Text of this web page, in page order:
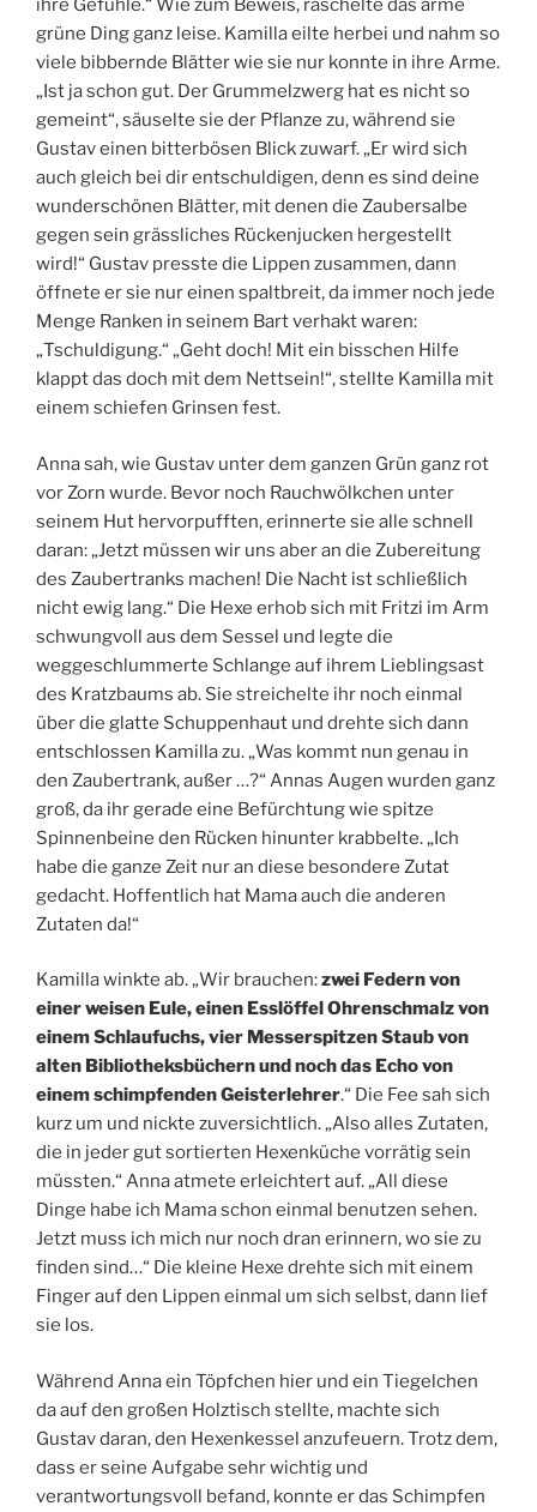
ihre Gefühle.“ Wie zum Beweis, raschelte das arme
grüne Ding ganz leise. Kamilla eilte herbei und nahm so
viele bibbernde Blätter wie sie nur konnte in ihre Arme.
„Ist ja schon gut. Der Grummelzwerg hat es nicht so
gemeint“, säuselte sie der Pflanze zu, während sie
Gustav einen bitterbösen Blick zuwarf. „Er wird sich
auch gleich bei dir entschuldigen, denn es sind deine
wunderschönen Blätter, mit denen die Zaubersalbe
gegen sein grässliches Rückenjucken hergestellt
wird!“ Gustav presste die Lippen zusammen, dann
öffnete er sie nur einen spaltbreit, da immer noch jede
Menge Ranken in seinem Bart verhakt waren:
„Tschuldigung.“ „Geht doch! Mit ein bisschen Hilfe
klappt das doch mit dem Nettsein!“, stellte Kamilla mit
einem schiefen Grinsen fest.
Anna sah, wie Gustav unter dem ganzen Grün ganz rot
vor Zorn wurde. Bevor noch Rauchwölkchen unter
seinem Hut hervorpufften, erinnerte sie alle schnell
daran: „Jetzt müssen wir uns aber an die Zubereitung
des Zaubertranks machen! Die Nacht ist schließlich
nicht ewig lang.“ Die Hexe erhob sich mit Fritzi im Arm
schwungvoll aus dem Sessel und legte die
weggeschlummerte Schlange auf ihrem Lieblingsast
des Kratzbaums ab. Sie streichelte ihr noch einmal
über die glatte Schuppenhaut und drehte sich dann
entschlossen Kamilla zu. „Was kommt nun genau in
den Zaubertrank, außer …?“ Annas Augen wurden ganz
groß, da ihr gerade eine Befürchtung wie spitze
Spinnenbeine den Rücken hinunter krabbelte. „Ich
habe die ganze Zeit nur an diese besondere Zutat
gedacht. Hoffentlich hat Mama auch die anderen
Zutaten da!“
Kamilla winkte ab. „Wir brauchen:zwei Federn von
einer weisen Eule, einen Esslöffel Ohrenschmalz von
einem Schlaufuchs, vier Messerspitzen Staub von
alten Bibliotheksbüchern und noch das Echo von
einem schimpfenden Geisterlehrer.“ Die Fee sah sich
kurz um und nickte zuversichtlich. „Also alles Zutaten,
die in jeder gut sortierten Hexenküche vorrätig sein
müssten.“ Anna atmete erleichtert auf. „All diese
Dinge habe ich Mama schon einmal benutzen sehen.
Jetzt muss ich mich nur noch dran erinnern, wo sie zu
finden sind…“ Die kleine Hexe drehte sich mit einem
Finger auf den Lippen einmal um sich selbst, dann lief
sie los.
Während Anna ein Töpfchen hier und ein Tiegelchen
da auf den großen Holztisch stellte, machte sich
Gustav daran, den Hexenkessel anzufeuern. Trotz dem,
dass er seine Aufgabe sehr wichtig und
verantwortungsvoll befand, konnte er das Schimpfen